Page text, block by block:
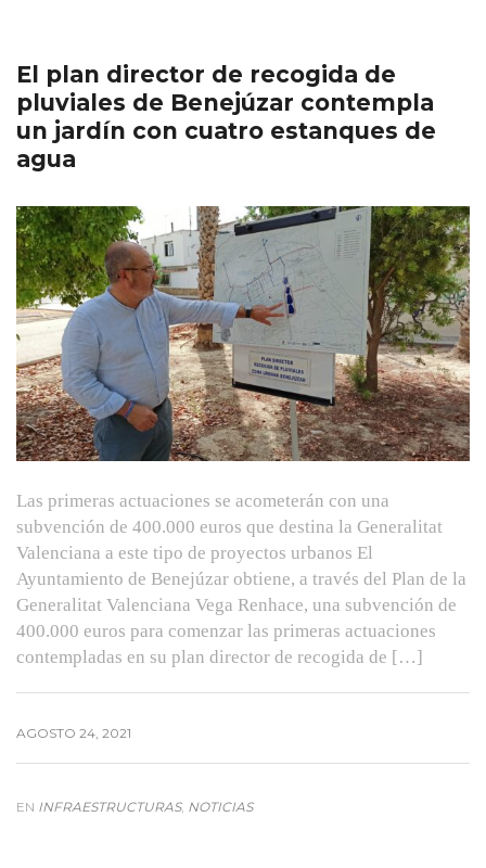
El plan director de recogida de
pluviales de Benejúzar contempla
un jardín con cuatro estanques de
agua
Las primeras actuaciones se acometerán con una
subvención de 400.000 euros que destina la Generalitat
Valenciana a este tipo de proyectos urbanos El
Ayuntamiento de Benejúzar obtiene, a través del Plan de la
Generalitat Valenciana Vega Renhace, una subvención de
400.000 euros para comenzar las primeras actuaciones
contempladas en su plan director de recogida de […]
AGOSTO 24, 2021
EN INFRAESTRUCTURAS, NOTICIAS